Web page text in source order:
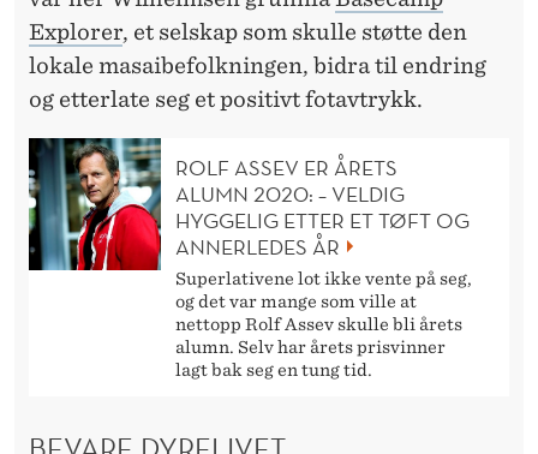
Explorer, et selskap som skulle støtte den
lokale masaibefolkningen, bidra til endring
og etterlate seg et positivt fotavtrykk.
ROLF ASSEV ER ÅRETS
ALUMN 2020: – VELDIG
HYGGELIG ETTER ET TØFT OG
ANNERLEDES ÅR
Superlativene lot ikke vente på seg,
og det var mange som ville at
nettopp Rolf Assev skulle bli årets
alumn. Selv har årets prisvinner
lagt bak seg en tung tid.